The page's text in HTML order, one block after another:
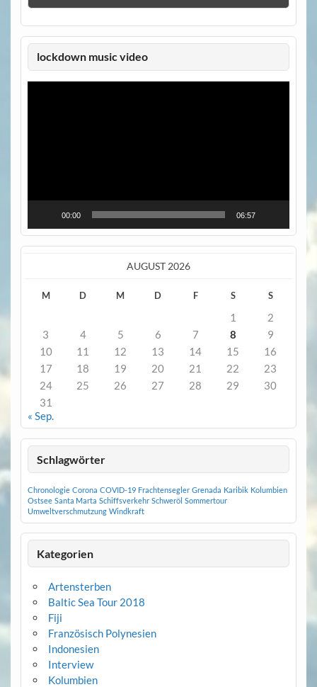
lockdown music video
Video-
00:00 06:57
AUGUST 2026
M D M D F S S
1
2
3
4 5 6 7 8
9
10
11 12 13 14 15
16
17
18 19 20 21 22
23
24
25 26 27 28 29
30
31
« Sep.
Schlagwörter
Chronologie Corona COVID-19 Frachtensegler Grenada Karibik Kolumbien
Ostsee Santa Marta Schiffsverkehr Schweröl Sommertour
Umweltverschmutzung Windkraft
Kategorien
Artensterben
Baltic Sea Tour 2018
Fiji
Französisch Polynesien
Indonesien
Interview
Kolumbien